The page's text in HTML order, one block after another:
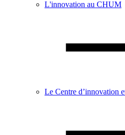
L'innovation au CHUM
Le Centre d’innovation